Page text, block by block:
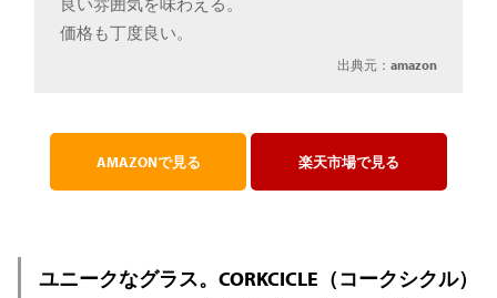
価格も丁度良い。
出典元：amazon
AMAZONで見る 楽天市場で見る
ユニークなグラス。CORKCICLE（コークシクル）